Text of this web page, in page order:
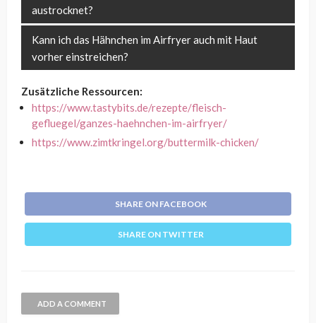
austrocknet?
Kann ich das Hähnchen im Airfryer auch mit Haut
vorher einstreichen?
Zusätzliche Ressourcen:
https://www.tastybits.de/rezepte/fleisch-
gefluegel/ganzes-haehnchen-im-airfryer/
https://www.zimtkringel.org/buttermilk-chicken/
SHARE ON FACEBOOK
SHARE ON TWITTER
ADD A COMMENT